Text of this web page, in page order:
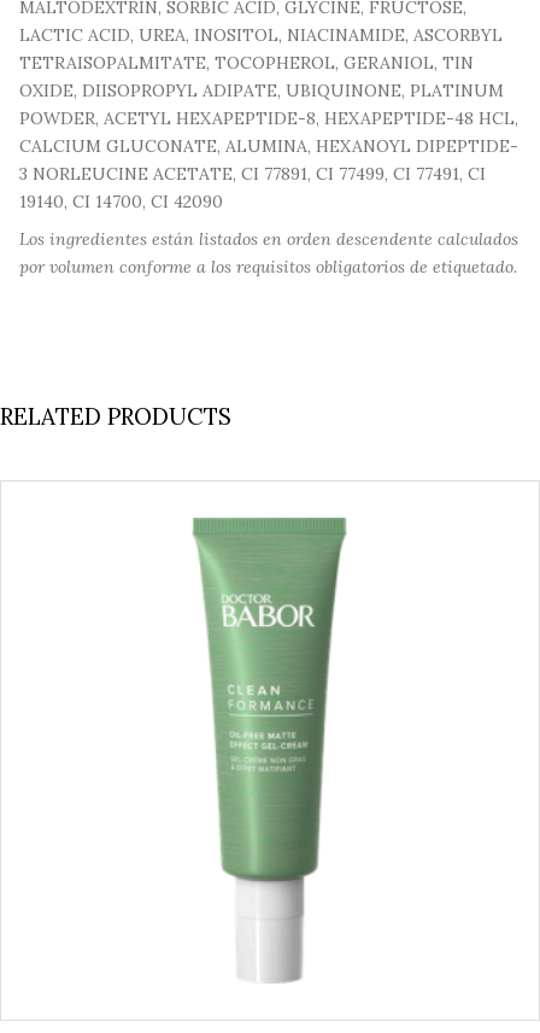
MALTODEXTRIN, SORBIC ACID, GLYCINE, FRUCTOSE,
LACTIC ACID, UREA, INOSITOL, NIACINAMIDE, ASCORBYL
TETRAISOPALMITATE, TOCOPHEROL, GERANIOL, TIN
OXIDE, DIISOPROPYL ADIPATE, UBIQUINONE, PLATINUM
POWDER, ACETYL HEXAPEPTIDE-8, HEXAPEPTIDE-48 HCL,
CALCIUM GLUCONATE, ALUMINA, HEXANOYL DIPEPTIDE-
3 NORLEUCINE ACETATE, CI 77891, CI 77499, CI 77491, CI
19140, CI 14700, CI 42090
Los ingredientes están listados en orden descendente calculados
por volumen conforme a los requisitos obligatorios de etiquetado.
RELATED PRODUCTS